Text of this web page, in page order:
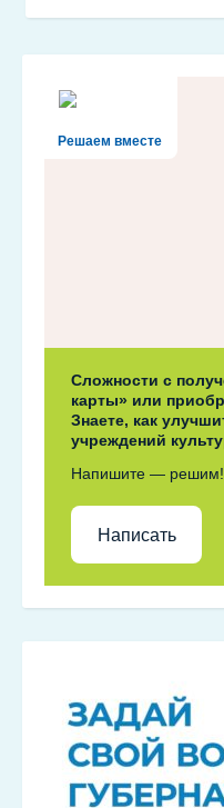
Решаем вместе
Сложности с
карты» или
Знаете, как
учреждений
Напишите — решим!
Написать